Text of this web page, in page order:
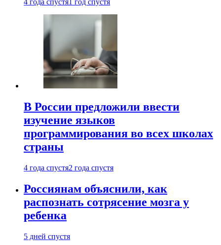
4 года спустя 1 год спустя
В России предложили ввести
изучение языков
программирования во всех школах
страны
4 года спустя2 года спустя
Россиянам объяснили, как
распознать сотрясение мозга у
ребенка
5 дней спустя